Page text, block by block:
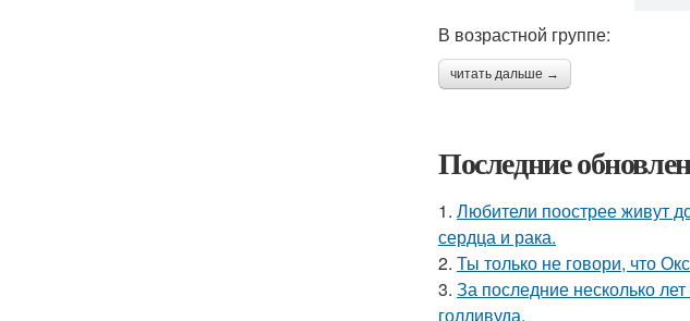
В возрастной группе:
читать дальше →
Последние
1. Любители поострее живут
сердца и рака.
2. Ты только не говори, что
3. За последние несколько
голливуда.